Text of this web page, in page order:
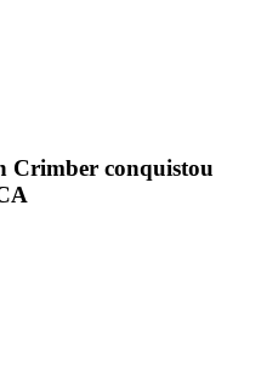
Crimber conquistou